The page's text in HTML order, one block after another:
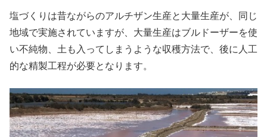
塩づくりは昔ながらのアルチザン生産と大量生産が、同じ
地域で実施されていますが、大量生産はブルドーザーを使
い不純物、土も入ってしまうような収穫方法で、後に人工
的な精製工程が必要となります。